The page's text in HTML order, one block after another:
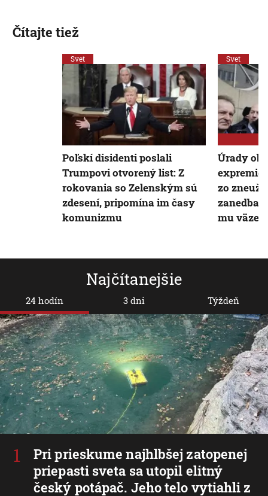
Najčítanejšie
24 hodín
Pri prieskume najhlbšej zatopenej
priepasti sveta sa utopil elitný
český potápač. Jeho telo vytiahli z
3 dni Týždeň
Čítajte tiež
Svet
Poľskí disidenti poslali
Trumpovi otvorený list: Z
rokovania so Zelenským sú
zdesení, pripomína im časy
komunizmu
Svet
Úrady
zo
mu